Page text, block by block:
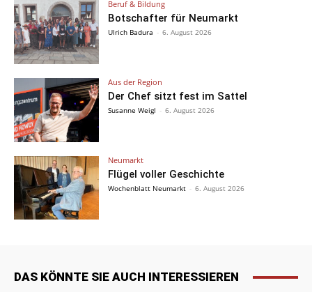
Beruf & Bildung
Botschafter für Neumarkt
Ulrich Badura - 6. August 2026
Aus der Region
Der Chef sitzt fest im Sattel
Susanne Weigl - 6. August 2026
Neumarkt
Flügel voller Geschichte
Wochenblatt Neumarkt - 6. August 2026
DAS KÖNNTE SIE AUCH INTERESSIEREN